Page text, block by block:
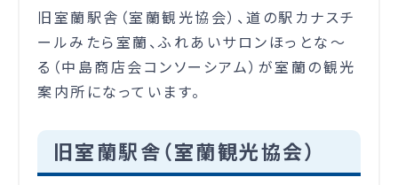
旧室蘭駅舎（室蘭観光協会）、道の駅カナスチ
ールみたら室蘭、ふれあいサロンほっとな～
る（中島商店会コンソーシアム）が室蘭の観光
案内所になっています。
旧室蘭駅舎（室蘭観光協会）